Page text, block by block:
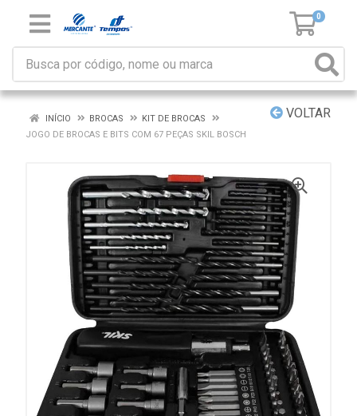
0
VOLTAR
INÍCIO BROCAS
KIT DE BROCAS
JOGO DE BROCAS E BITS COM 67 PEÇAS SKIL BOSCH